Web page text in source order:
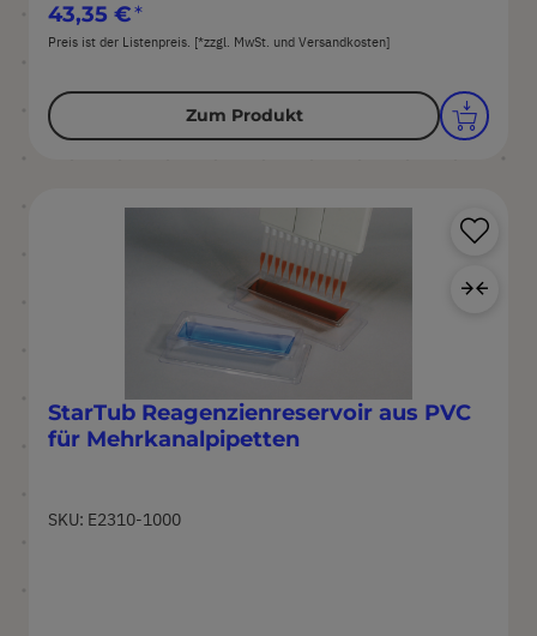
43,35 €
Preis ist der Listenpreis. [*zzgl. MwSt. und Versandkosten]
Zum Produkt
StarTub Reagenzienreservoir aus PVC
für Mehrkanalpipetten
SKU: E2310-1000